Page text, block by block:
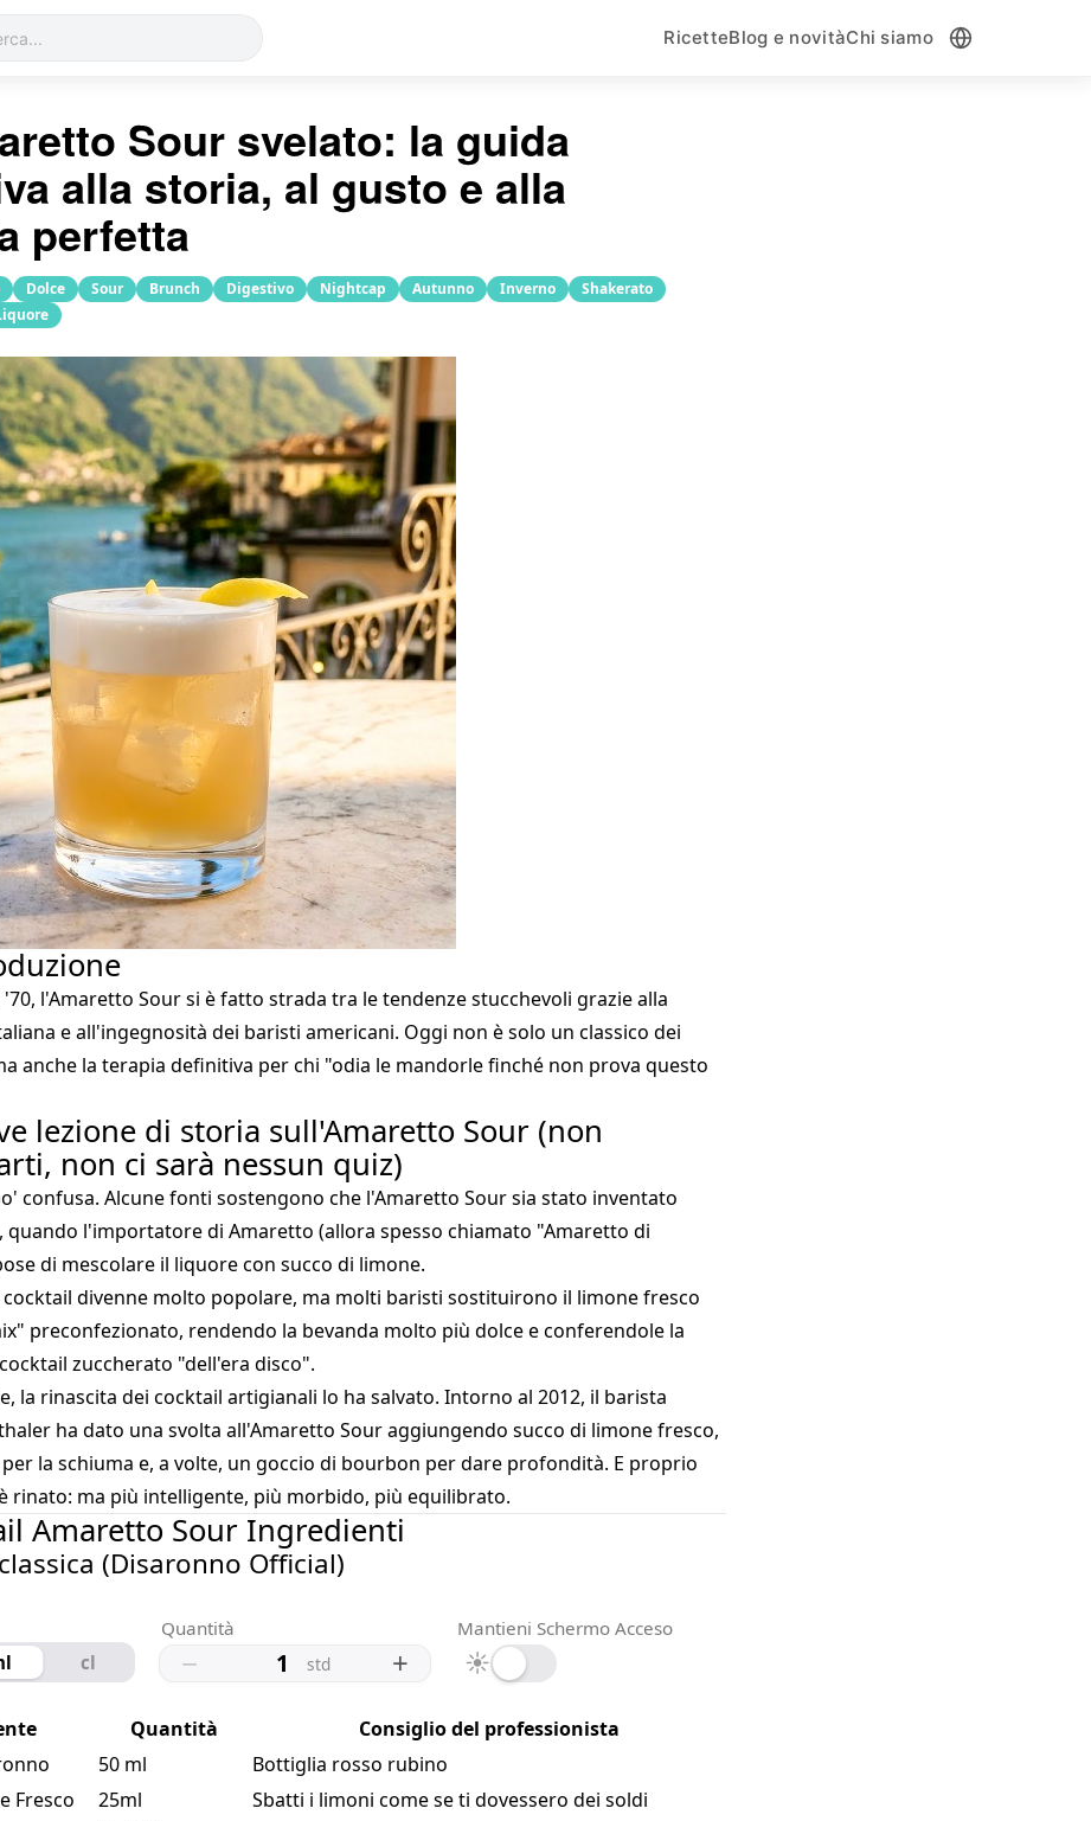
RicetteBlog e novitàChi siamo
Sour svelato: la guida
alla storia, al gusto e alla
perfetta
Dolce Sour Brunch Digestivo Nightcap Autunno Inverno
Shakerato
l'Amaretto Sour si è fatto strada tra le tendenze stucchevoli grazie alla
e all'ingegnosità dei baristi americani. Oggi non è solo un classico dei
anche la terapia definitiva per chi "odia le mandorle finché non prova questo
lezione di storia sull'Amaretto Sour (non
non ci sarà nessun quiz)
confusa. Alcune fonti sostengono che l'Amaretto Sour sia stato inventato
quando l'importatore di Amaretto (allora spesso chiamato "Amaretto di
di mescolare il liquore con succo di limone.
cocktail divenne molto popolare, ma molti baristi sostituirono il limone fresco
preconfezionato, rendendo la bevanda molto più dolce e conferendole la
zuccherato "dell'era disco".
la rinascita dei cocktail artigianali lo ha salvato. Intorno al 2012, il barista
ha dato una svolta all'Amaretto Sour aggiungendo succo di limone fresco,
la schiuma e, a volte, un goccio di bourbon per dare profondità. E proprio
rinato: ma più intelligente, più morbido, più equilibrato.
Amaretto Sour Ingredienti
(Disaronno Official)
cl
Quantità
− std +
Mantieni Schermo Acceso
☀
Quantità
Consiglio del professionista
50 ml
Bottiglia rosso rubino
Fresco
25ml
Sbatti i limoni come se ti dovessero dei soldi